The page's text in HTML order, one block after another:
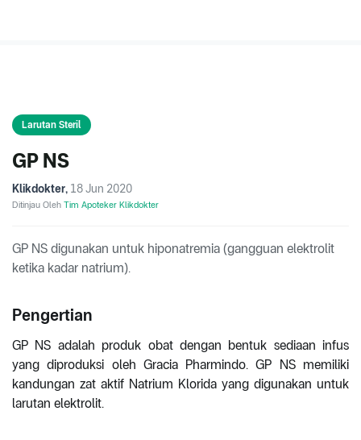
Larutan Steril
GP NS
Klikdokter, 18 Jun 2020
Ditinjau Oleh Tim Apoteker Klikdokter
GP NS digunakan untuk hiponatremia (gangguan elektrolit
ketika kadar natrium).
Pengertian
GP NS adalah produk obat dengan bentuk sediaan infus
yang diproduksi oleh Gracia Pharmindo. GP NS memiliki
kandungan zat aktif Natrium Klorida yang digunakan untuk
larutan elektrolit.